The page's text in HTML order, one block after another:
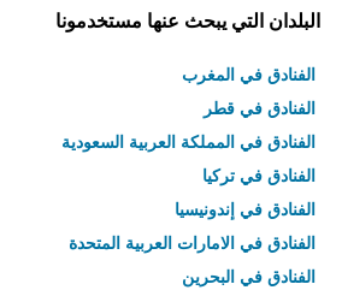
البلدان التي يبحث عنها مستخدمونا
الفنادق في المغرب
الفنادق في قطر
الفنادق في المملكة العربية السعودية
الفنادق في تركيا
الفنادق في إندونيسيا
الفنادق في الامارات العربية المتحدة
الفنادق في البحرين